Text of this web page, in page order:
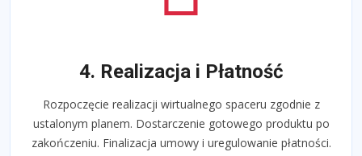
4. Realizacja i Płatność
Rozpoczęcie realizacji wirtualnego spaceru zgodnie z
ustalonym planem. Dostarczenie gotowego produktu po
zakończeniu. Finalizacja umowy i uregulowanie płatności.